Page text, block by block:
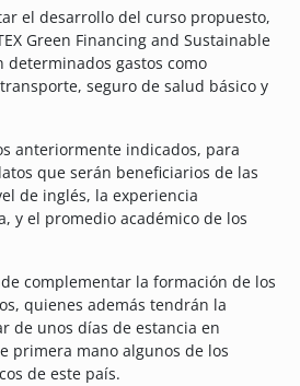
el desarrollo del curso propuesto,
Green Financing and Sustainable
determinados gastos como
seguro de salud básico y
anteriormente indicados, para
que serán beneficiarios de las
de inglés, la experiencia
y el promedio académico de los
complementar la formación de los
quienes además tendrán la
de unos días de estancia en
primera mano algunos de los
de este país.